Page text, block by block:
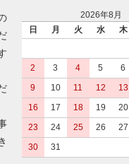
2026年8月
日
月 火 水 木
2
3 4 5 6
9
10 11 12 13
16
17 18 19 20
23
24 25 26 27
30
31